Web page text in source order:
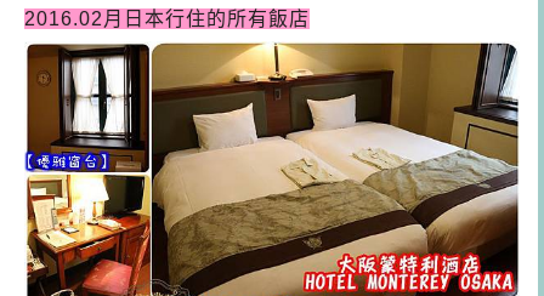
2016.02月日本行住的所有飯店